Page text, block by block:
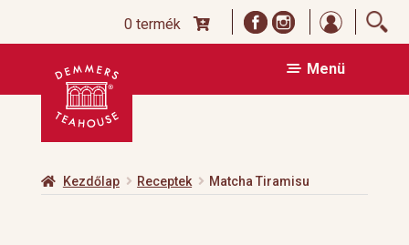
0 termék
Ugrás
navigációhoz
Kilépés
tartalomba
Menü
Kezdőlap Receptek Matcha Tiramisu